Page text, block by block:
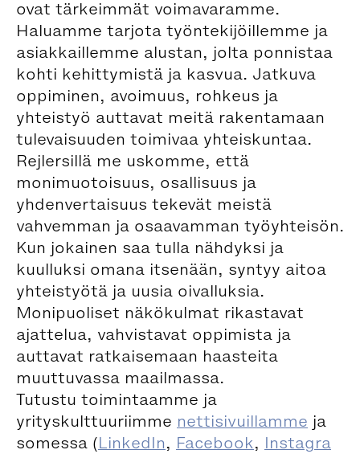
ovat tärkeimmät voimavaramme.
Haluamme tarjota työntekijöillemme ja
asiakkaillemme alustan, jolta ponnistaa
kohti kehittymistä ja kasvua. Jatkuva
oppiminen, avoimuus, rohkeus ja
yhteistyö auttavat meitä rakentamaan
tulevaisuuden toimivaa yhteiskuntaa.
Rejlersillä me uskomme, että
monimuotoisuus, osallisuus ja
yhdenvertaisuus tekevät meistä
vahvemman ja osaavamman työyhteisön.
Kun jokainen saa tulla nähdyksi ja
kuulluksi omana itsenään, syntyy aitoa
yhteistyötä ja uusia oivalluksia.
Monipuoliset näkökulmat rikastavat
ajattelua, vahvistavat oppimista ja
auttavat ratkaisemaan haasteita
muuttuvassa maailmassa.
Tutustu toimintaamme ja
yrityskulttuuriimme nettisivuillamme ja
somessa (LinkedIn, Facebook, Instagra